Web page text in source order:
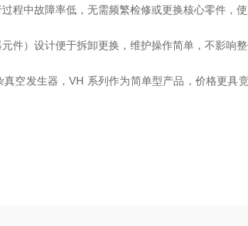
程中故障率低，无需频繁检修或更换核心零件，
件）设计便于拆卸更换，维护操作简单，不影响整
空发生器，VH 系列作为简单型产品，价格更具